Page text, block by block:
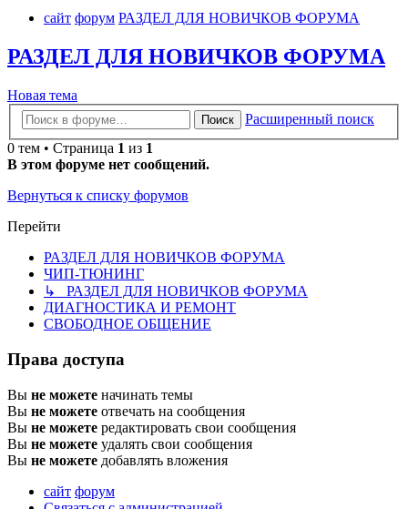
сайт форум РАЗДЕЛ ДЛЯ НОВИЧКОВ ФОРУМА
РАЗДЕЛ ДЛЯ НОВИЧКОВ ФОРУМА
Новая тема
Поиск
Расширенный поиск
0 тем • Страница 1 из 1
В этом форуме нет сообщений.
Вернуться к списку форумов
Перейти
РАЗДЕЛ ДЛЯ НОВИЧКОВ ФОРУМА
ЧИП-ТЮНИНГ
↳ РАЗДЕЛ ДЛЯ НОВИЧКОВ ФОРУМА
ДИАГНОСТИКА И РЕМОНТ
СВОБОДНОЕ ОБЩЕНИЕ
Права доступа
Вы не можете начинать темы
Вы не можете отвечать на сообщения
Вы не можете редактировать свои сообщения
Вы не можете удалять свои сообщения
Вы не можете добавлять вложения
сайт форум